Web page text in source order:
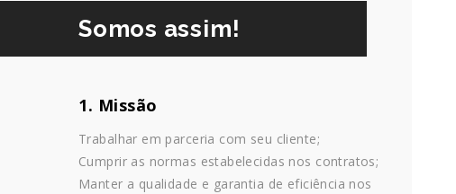
Somos assim!
1. Missão
Trabalhar em parceria com seu cliente;
Cumprir as normas estabelecidas nos contratos;
Manter a qualidade e garantia de eficiência nos